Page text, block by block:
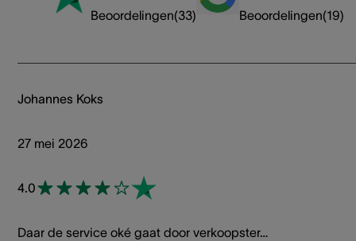
Beoordelingen(33) Beoordelingen(19)
Johannes Koks
27 mei 2026
4.0
Daar de service oké gaat door verkoopster…